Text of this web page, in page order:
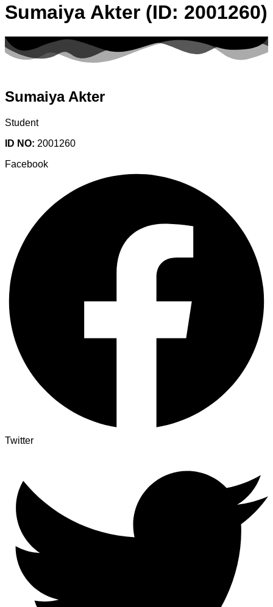
Sumaiya Akter (ID: 2001260)
Sumaiya Akter
Student
ID NO: 2001260
Facebook
Twitter